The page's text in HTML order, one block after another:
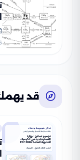
6
قد